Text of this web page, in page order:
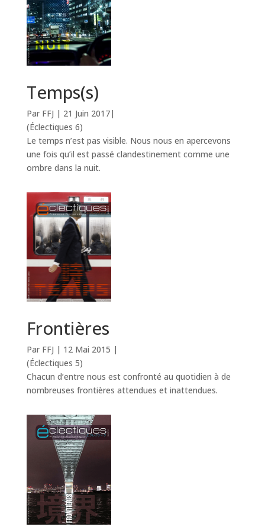
Temps(s)
Par FFJ | 21 Juin 2017|
(Éclectiques 6)
Le temps n’est pas visible. Nous nous en apercevons
une fois qu’il est passé clandestinement comme une
ombre dans la nuit.
Frontières
Par FFJ | 12 Mai 2015 |
(Éclectiques 5)
Chacun d’entre nous est confronté au quotidien à de
nombreuses frontières attendues et inattendues.